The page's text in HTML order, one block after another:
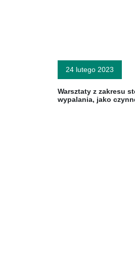
24 lutego 2023
Warsztaty z zakresu
wypalania, jako